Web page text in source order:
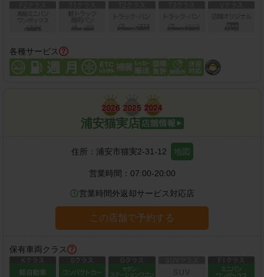
各種サービス
浦安猫実店
住所： 浦安市猫実2-31-12 地図
営業時間： 07:00-20:00
営業時間外返却サービス対応店
この店舗で予約する
保有車両クラス